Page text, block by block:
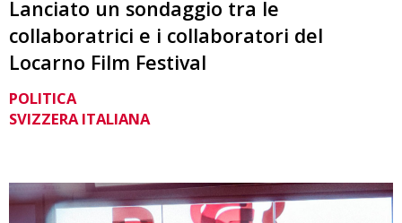
Lanciato un sondaggio tra le
collaboratrici e i collaboratori del
Locarno Film Festival
POLITICA
SVIZZERA ITALIANA